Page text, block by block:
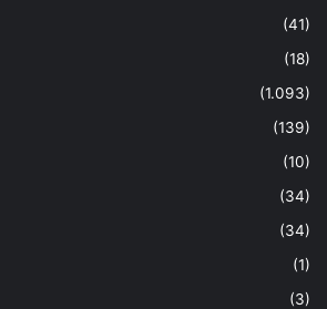
(41)
(18)
(1.093)
(139)
(10)
(34)
(34)
(1)
(3)